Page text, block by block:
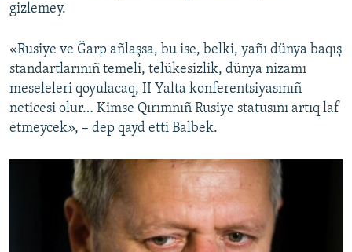
gizlemey.
«Rusiye ve Ğarp añlaşsa, bu ise, belki, yañı dünya baqış
standartlarınıñ temeli, telükesizlik, dünya nizamı
meseleleri qoyulacaq, II Yalta konferentsiyasınıñ
neticesi olur… Kimse Qırımnıñ Rusiye statusını artıq laf
etmeycek», – dep qayd etti Balbek.